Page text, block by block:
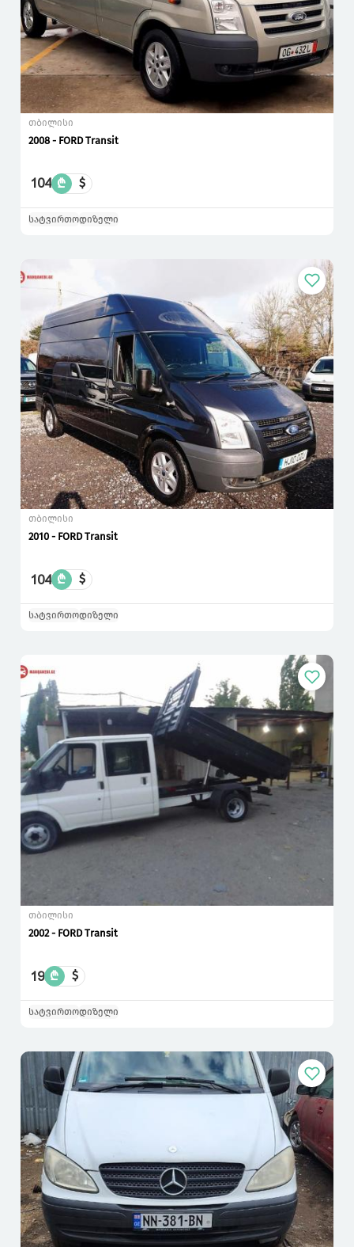
თბილისი
2008 - FORD Transit
104 ₾ $
სატვირთოდიზელი
თბილისი
2010 - FORD Transit
104 ₾ $
სატვირთოდიზელი
თბილისი
2002 - FORD Transit
19 ₾ $
სატვირთოდიზელი